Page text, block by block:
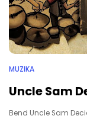
MUZIKA
Uncle Sam
Bend Uncle Sam